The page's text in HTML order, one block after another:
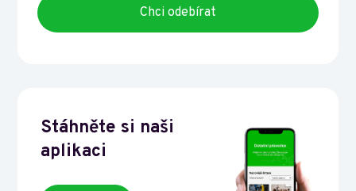
Stáhněte si naši
aplikaci